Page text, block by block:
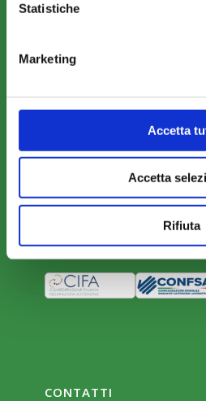
Statistiche
Marketing
Accetta
Accetta
Rifiuta
Sfoglia la nostra brochure
Farc Interattivo
CONTATTI